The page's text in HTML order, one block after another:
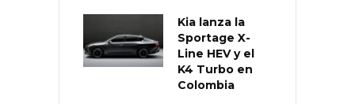
Kia lanza la
Sportage X-
Line HEV y el
K4 Turbo en
Colombia